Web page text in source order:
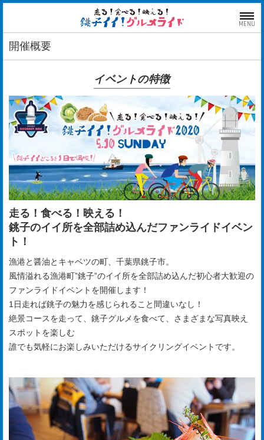
MENU
開催概要
イベントの特徴
走る！食べる！映える！
銚子のイイ所を全部詰め込んだファンライドイベン
ト！
漁港と醤油とキャベツの町、千葉県銚子市。
風情溢れる漁港町”銚子”のイイ所を全部詰め込んだ初心者大歓迎の
ファンライドイベントを開催します！
1日走れば銚子の魅力を感じられること間違いなし！
絶景コースを走って、銚子グルメを食べて、さまざまな写真映え
スポットを楽しむ
誰でも気軽にお楽しみいただけるサイクリングイベントです。